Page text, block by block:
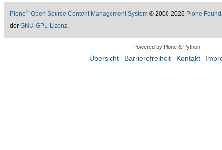
Plone®Open Source Content Management System ©2000-2026 Plone
der GNU-GPL-Lizenz.
Powered by Plone & Python
Übersicht Barrierefreiheit Kontakt